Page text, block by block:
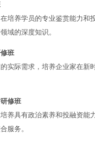
培养学员的专业鉴赏能力
域的深度知识。
班
实际需求，培养企业家在
修班
养具有政治素养和投融资
服务。